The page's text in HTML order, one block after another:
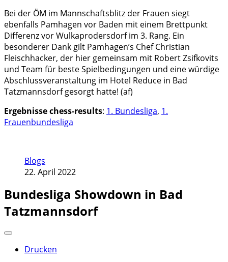
Bei der ÖM im Mannschaftsblitz der Frauen siegt
ebenfalls Pamhagen vor Baden mit einem Brettpunkt
Differenz vor Wulkaprodersdorf im 3. Rang. Ein
besonderer Dank gilt Pamhagen’s Chef Christian
Fleischhacker, der hier gemeinsam mit Robert Zsifkovits
und Team für beste Spielbedingungen und eine würdige
Abschlussveranstaltung im Hotel Reduce in Bad
Tatzmannsdorf gesorgt hatte! (af)
Ergebnisse chess-results: 1. Bundesliga, 1.
Frauenbundesliga
Blogs
22. April 2022
Bundesliga Showdown in Bad
Tatzmannsdorf
Drucken